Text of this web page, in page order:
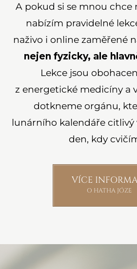
A pokud si se mnou chce
nabízím pravidelné
naživo i online zaměřené
nejen fyzicky, ale
Lekce jsou
z energetické medicíny a
dotkneme orgánu,
lunárního kalendáře
den, kdy
VÍCE
O HATHA JÓZE